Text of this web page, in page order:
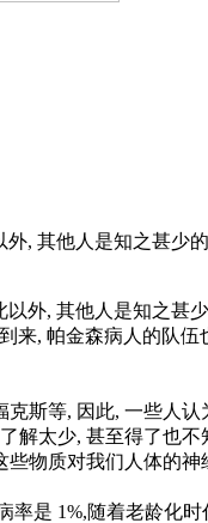
, 其他人是知之甚少
外, 其他人是知之甚
来, 帕金森病人的队
斯等, 因此, 一些人认
解太少, 甚至得了也
物质对我们人体的
是 1%,随着老龄化时